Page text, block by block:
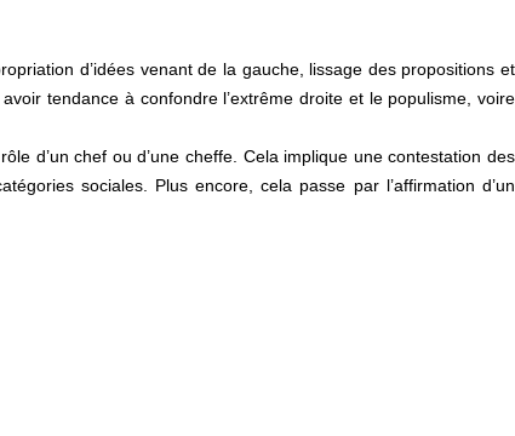
d’idées venant de la gauche, lissage des propositions et
tendance à confondre l’extrême droite et le populisme, voire
d’un chef ou d’une cheffe. Cela implique une contestation des
sociales. Plus encore, cela passe par l’affirmation d’un